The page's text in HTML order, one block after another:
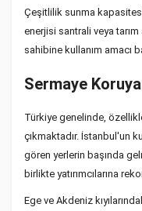
Çeşitlilik sunma
enerjisi santrali veya
sahibine kullanım amacı
Sermaye
Türkiye genelinde,
çıkmaktadır. İstanbul'un
gören yerlerin başında
birlikte yatırımcılarına
Ege ve Akdeniz